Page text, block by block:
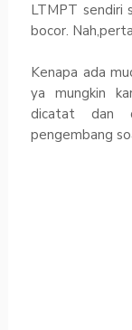
LTMPT sendiri
bocor.
Kenapa ada
ya mungkin
dicatat dan
pengembang